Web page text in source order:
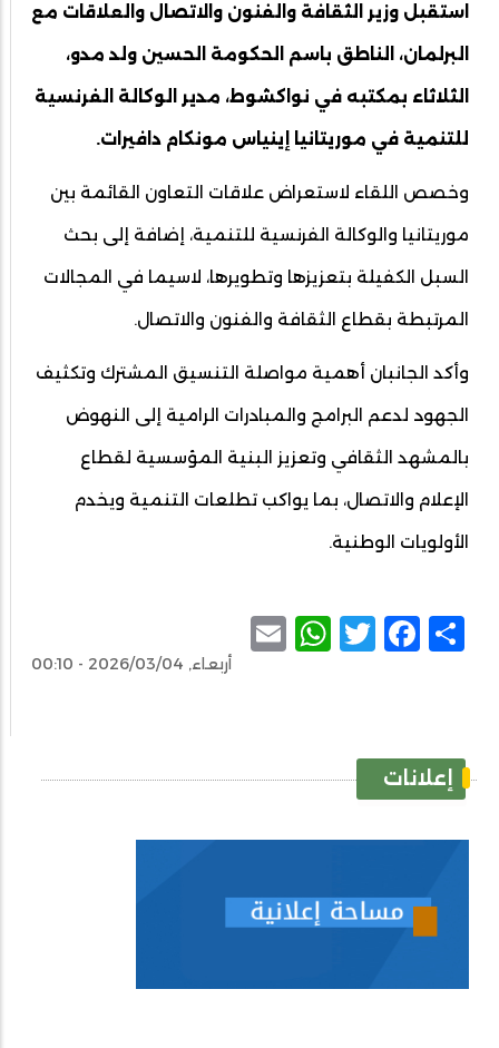
استقبل وزير الثقافة والفنون والاتصال والعلاقات مع
البرلمان، الناطق باسم الحكومة الحسين ولد مدو،
الثلاثاء بمكتبه في نواكشوط، مدير الوكالة الفرنسية
للتنمية في موريتانيا إينياس مونكام دافيرات.
وخصص اللقاء لاستعراض علاقات التعاون القائمة بين
موريتانيا والوكالة الفرنسية للتنمية، إضافة إلى بحث
السبل الكفيلة بتعزيزها وتطويرها، لاسيما في المجالات
المرتبطة بقطاع الثقافة والفنون والاتصال.
وأكد الجانبان أهمية مواصلة التنسيق المشترك وتكثيف
الجهود لدعم البرامج والمبادرات الرامية إلى النهوض
بالمشهد الثقافي وتعزيز البنية المؤسسية لقطاع
الإعلام والاتصال، بما يواكب تطلعات التنمية ويخدم
الأولويات الوطنية.
Share
Facebook
Twitter
WhatsApp
أربعاء, 2026/03/04 - 00:10
إعلانات